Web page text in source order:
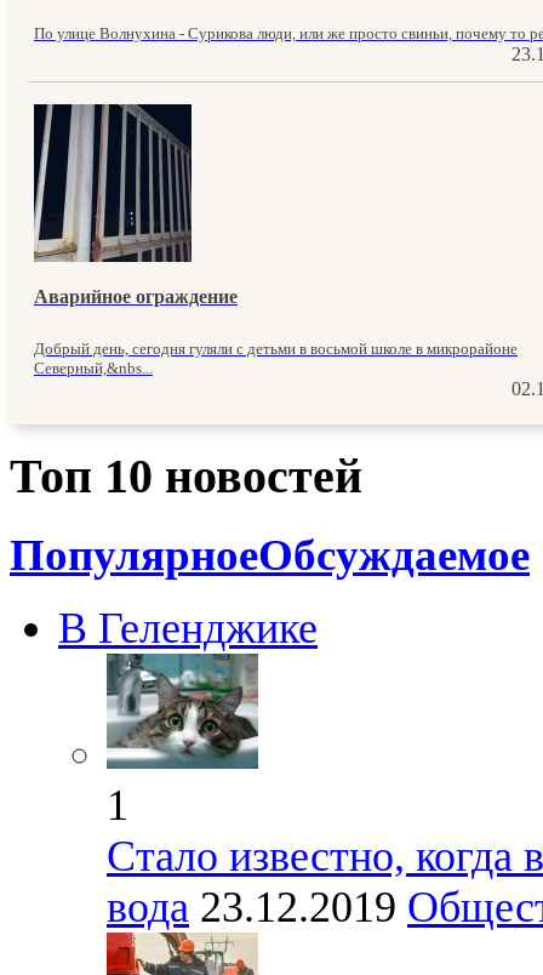
По улице Волнухина - Сурикова люди, или же просто свиньи, почему то
Аварийное ограждение
Добрый день, сегодня гуляли с детьми в восьмой школе в микрорайоне
Северный,&nbs...
Топ 10 новостей
ПопулярноеОбсуждаемое
В Геленджике
1
Стало известно, когда
вода 23.12.2019